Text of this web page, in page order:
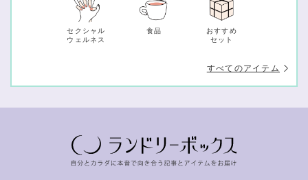
セクシャル
ウェルネス
食品
おすすめ
セット
すべてのアイテム